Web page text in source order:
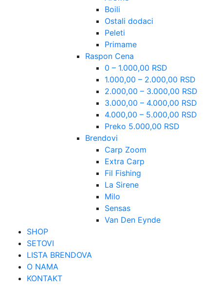
Boili
Ostali dodaci
Peleti
Primame
Raspon Cena
0 – 1.000,00 RSD
1.000,00 – 2.000,00 RSD
2.000,00 – 3.000,00 RSD
3.000,00 – 4.000,00 RSD
4.000,00 – 5.000,00 RSD
Preko 5.000,00 RSD
Brendovi
Carp Zoom
Extra Carp
Fil Fishing
La Sirene
Milo
Sensas
Van Den Eynde
SHOP
SETOVI
LISTA BRENDOVA
O NAMA
KONTAKT